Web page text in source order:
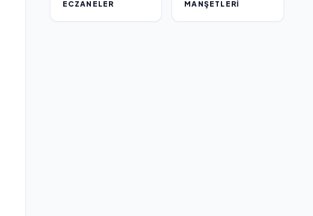
ECZANELER
MANŞETLERI